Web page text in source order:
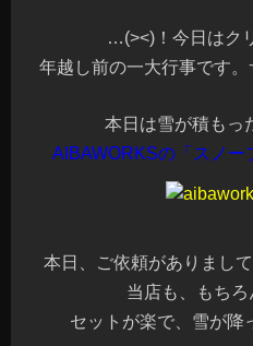
…(><)！今日はク
年越し前の一大行事です
本日は雪が積もっ
AIBAWORKSの「スノー
本日、ご依頼がありまし
当店も、もち
セットが楽で、雪が降